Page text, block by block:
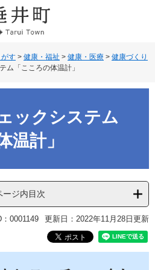
す > 健康・福祉 > 健康・医療 > 健康づくり
ム「こころの体温計」
ックシステム
温計」
ージ内目次
0001149 更新日：2022年11月28日更新